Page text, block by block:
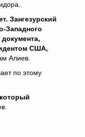
Зангезурский
Западного
США,
Алиев.
по этому